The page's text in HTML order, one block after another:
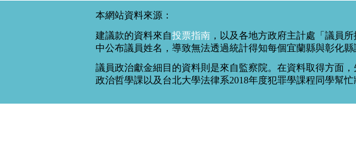
本網站資料來源：
建議款的資料來自投票指南 ，以及各地方政府主計處「議員
中公布議員姓名，導致無法透過統計得知每個宜蘭縣與彰化縣
議員政治獻金細目的資料則是來自監察院。在資料取得方面
政治哲學課以及台北大學法律系2018年度犯罪學課程同學幫忙